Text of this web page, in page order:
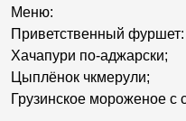
Меню:
Приветственный фуршет:
Хачапури по-аджарски;
Цыплёнок чкмерули;
Грузинское мороженое с